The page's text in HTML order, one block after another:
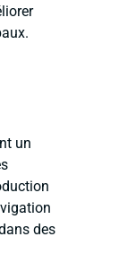
un
des